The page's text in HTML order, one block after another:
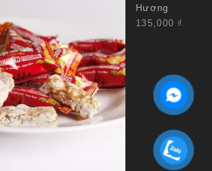
Hương
135,000 ₫